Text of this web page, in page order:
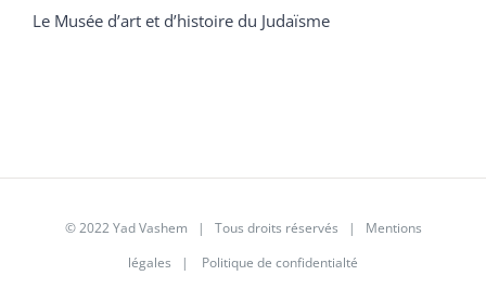
Le Musée d’art et d’histoire du Judaïsme
© 2022 Yad Vashem | Tous droits réservés | Mentions
légales | Politique de confidentialté